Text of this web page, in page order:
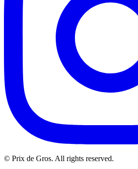
© Prix de Gros. All rights reserved.